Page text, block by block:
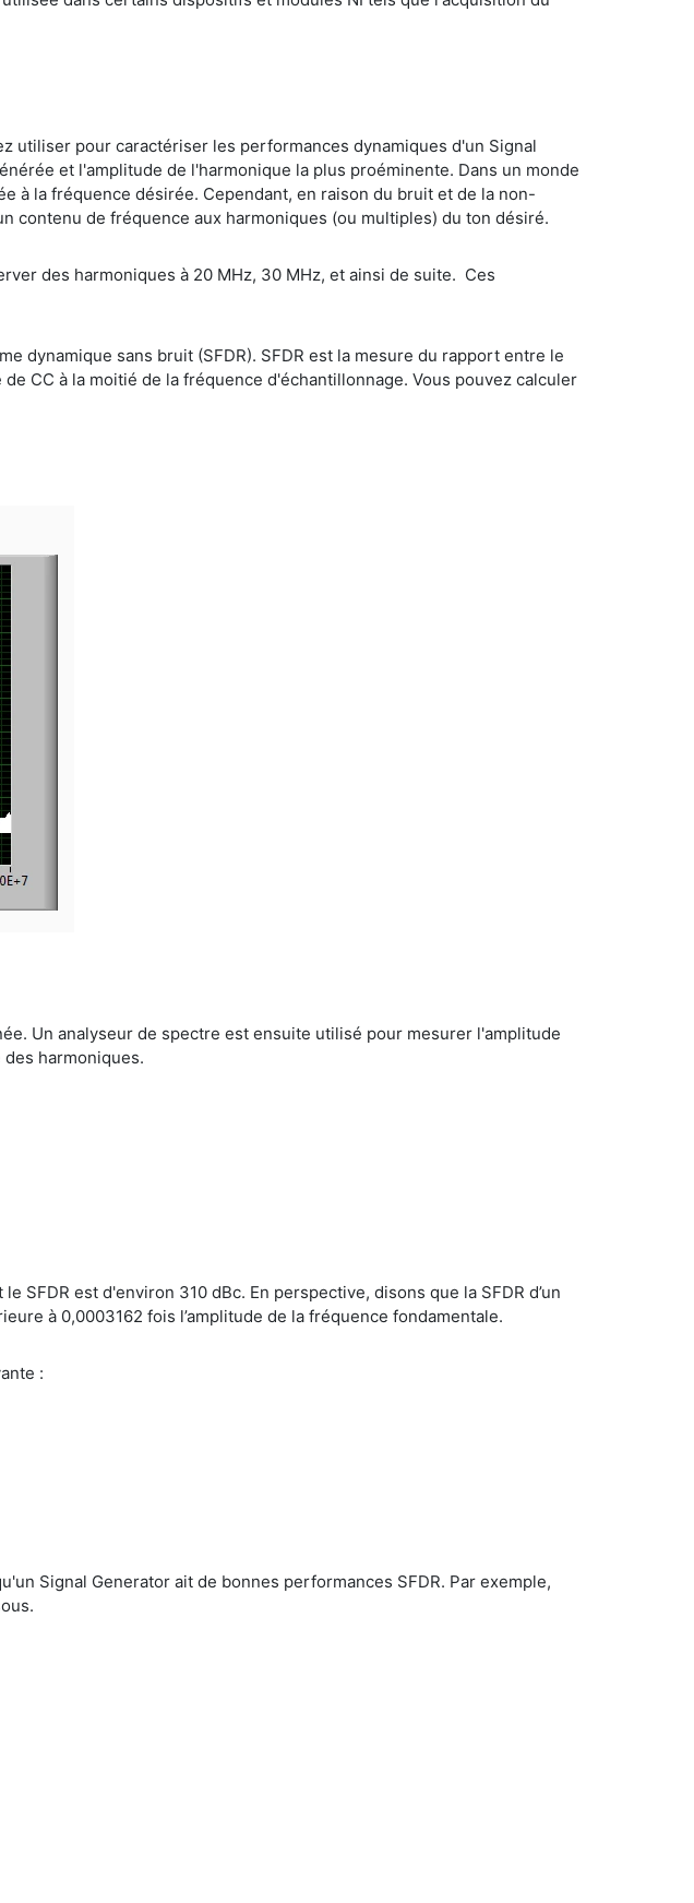
utiliser pour caractériser les performances dynamiques d'un Signal
et l'amplitude de l'harmonique la plus proéminente. Dans un monde
à la fréquence désirée. Cependant, en raison du bruit et de la non-
contenu de fréquence aux harmoniques (ou multiples) du ton désiré.
des harmoniques à 20 MHz, 30 MHz, et ainsi de suite. Ces
dynamique sans bruit (SFDR). SFDR est la mesure du rapport entre le
CC à la moitié de la fréquence d'échantillonnage. Vous pouvez calculer
Un analyseur de spectre est ensuite utilisé pour mesurer l'amplitude
harmoniques.
est d'environ 310 dBc. En perspective, disons que la SFDR d’un
à 0,0003162 fois l’amplitude de la fréquence fondamentale.
:
Signal Generator ait de bonnes performances SFDR. Par exemple,